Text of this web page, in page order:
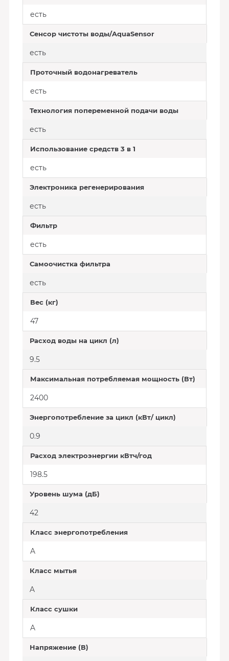
есть
Сенсор чистоты воды/AquaSensor
есть
Проточный водонагреватель
есть
Технология попеременной подачи воды
есть
Использование средств 3 в 1
есть
Электроника регенерирования
есть
Фильтр
есть
Самоочистка фильтра
есть
Вес (кг)
47
Расход воды на цикл (л)
9.5
Максимальная потребляемая мощность (Вт)
2400
Энергопотребление за цикл (кВт/ цикл)
0.9
Расход электроэнергии кВтч/год
198.5
Уровень шума (дБ)
42
Класс энергопотребления
A
Класс мытья
A
Класс сушки
A
Напряжение (В)